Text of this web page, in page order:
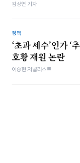
김상연 기자
정책
‘초과 세수’인가 ‘
호황 재원 논란
이승현 저널리스트